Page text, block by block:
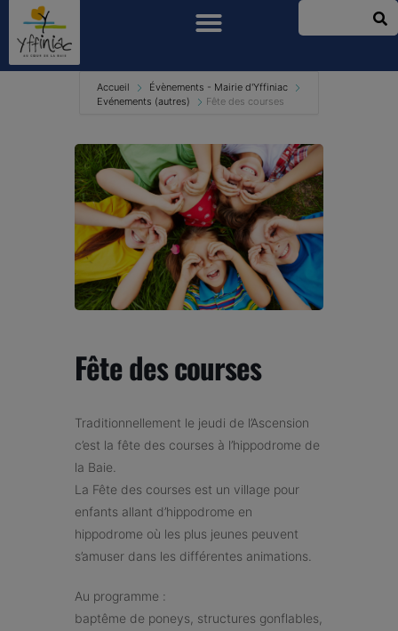
Accueil
Évènements - Mairie d'Yffiniac
Evénements (autres)
Fête des courses
Fête des courses
Traditionnellement le jeudi de l’Ascension
c’est la fête des courses à l’hippodrome de
la Baie.
La Fête des courses est un village pour
enfants allant d’hippodrome en
hippodrome où les plus jeunes peuvent
s’amuser dans les différentes animations.
Au programme :
baptême de poneys, structures gonflables,